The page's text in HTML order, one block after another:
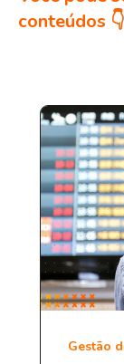
conteúdos 👇
Gestão